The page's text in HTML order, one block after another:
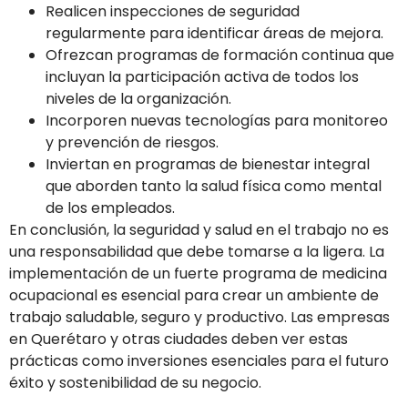
Realicen inspecciones de seguridad
regularmente para identificar áreas de mejora.
Ofrezcan programas de formación continua que
incluyan la participación activa de todos los
niveles de la organización.
Incorporen nuevas tecnologías para monitoreo
y prevención de riesgos.
Inviertan en programas de bienestar integral
que aborden tanto la salud física como mental
de los empleados.
En conclusión, la seguridad y salud en el trabajo no es
una responsabilidad que debe tomarse a la ligera. La
implementación de un fuerte programa de medicina
ocupacional es esencial para crear un ambiente de
trabajo saludable, seguro y productivo. Las empresas
en Querétaro y otras ciudades deben ver estas
prácticas como inversiones esenciales para el futuro
éxito y sostenibilidad de su negocio.